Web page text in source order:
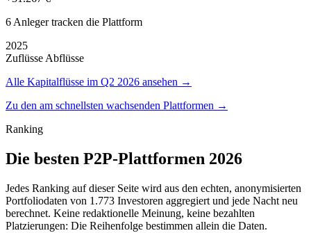
6 Anleger tracken die Plattform
2025
Zuflüsse Abflüsse
Alle Kapitalflüsse im Q2 2026 ansehen →
Zu den am schnellsten wachsenden Plattformen →
Ranking
Die besten P2P-Plattformen 2026
Jedes Ranking auf dieser Seite wird aus den echten, anonymisierten
Portfoliodaten von 1.773 Investoren aggregiert und jede Nacht neu
berechnet. Keine redaktionelle Meinung, keine bezahlten
Platzierungen: Die Reihenfolge bestimmen allein die Daten.